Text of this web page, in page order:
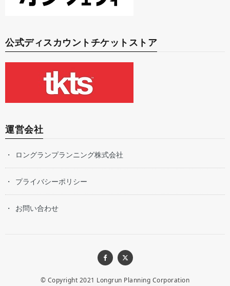
公式ディスカウントチケットストア
運営会社
ロングランプランニング株式会社
プライバシーポリシー
お問い合わせ
© Copyright 2021 Longrun Planning Corporation